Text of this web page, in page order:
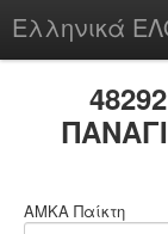
Ελληνικά
ΑΜΚΑ Παίκτη